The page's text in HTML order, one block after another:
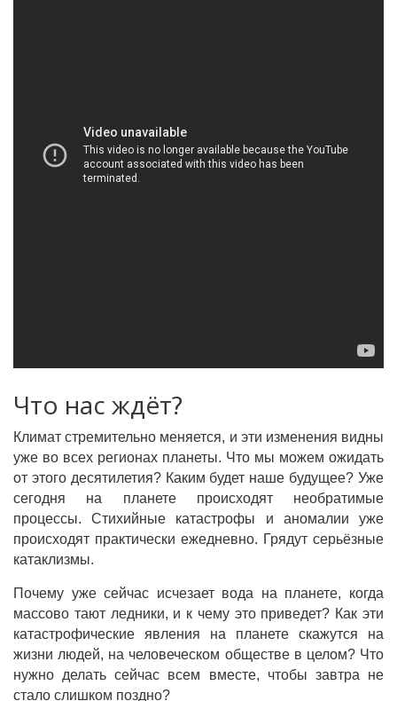
Что нас ждёт?
Климат стремительно меняется, и эти изменения видны
уже во всех регионах планеты. Что мы можем ожидать
от этого десятилетия? Каким будет наше будущее? Уже
сегодня на планете происходят необратимые
процессы. Стихийные катастрофы и аномалии уже
происходят практически ежедневно. Грядут серьёзные
катаклизмы.
Почему уже сейчас исчезает вода на планете, когда
массово тают ледники, и к чему это приведет? Как эти
катастрофические явления на планете скажутся на
жизни людей, на человеческом обществе в целом? Что
нужно делать сейчас всем вместе, чтобы завтра не
стало слишком поздно?